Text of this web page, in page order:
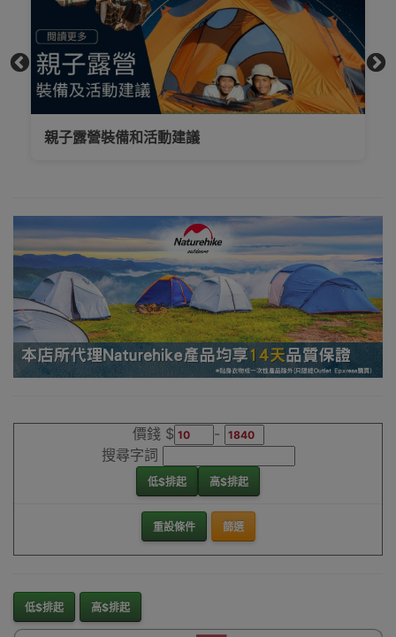
心，歡迎到香港
觀塘陳列室門市
選購
買滿$1000免費送
新界、旺角都
得，睇岩心水就
生活百貨城為
Naturehike香港
地區代理商
Naturehike充氣
泵香港銷售點
親子露營裝備和活動建議
價錢 $
-
搜尋字詞
低$排起 高$排起
重設條件 篩選
低$排起 高$排起